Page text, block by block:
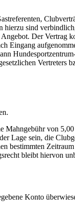
hierzu sind
Der Vertrag
Eingang
Vertreters
von
Lage sein, die
bestimmten
bleibt hiervon
Konto